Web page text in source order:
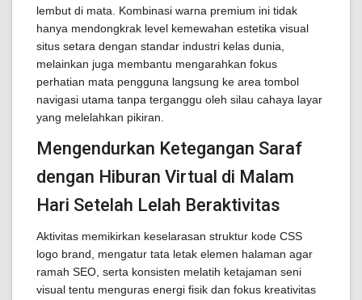
lembut di mata. Kombinasi warna premium ini tidak
hanya mendongkrak level kemewahan estetika visual
situs setara dengan standar industri kelas dunia,
melainkan juga membantu mengarahkan fokus
perhatian mata pengguna langsung ke area tombol
navigasi utama tanpa terganggu oleh silau cahaya layar
yang melelahkan pikiran.
Mengendurkan Ketegangan Saraf
dengan Hiburan Virtual di Malam
Hari Setelah Lelah Beraktivitas
Aktivitas memikirkan keselarasan struktur kode CSS
logo brand, mengatur tata letak elemen halaman agar
ramah SEO, serta konsisten melatih ketajaman seni
visual tentu menguras energi fisik dan fokus kreativitas